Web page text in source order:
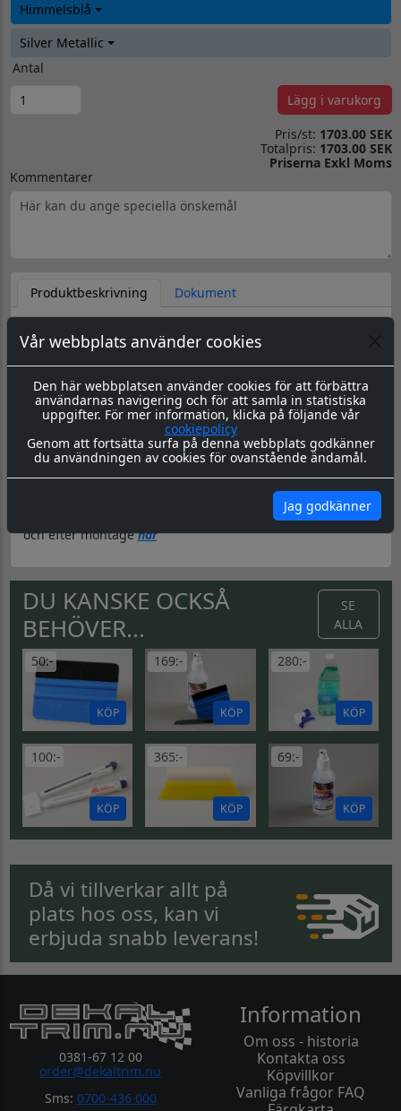
Vår webbplats använder cookies
Den här webbplatsen använder cookies för att förbättra
användarnas navigering och för att samla in statistiska
uppgifter. För mer information, klicka på följande vår
cookiepolicy
Genom att fortsätta surfa på denna webbplats godkänner
du användningen av cookies för ovanstående ändamål.
Jag godkänner
Himmelsblå
Silver Metallic
Antal
Lägg i varukorg
Pris/st: 1703.00 SEK
Totalpris: 1703.00 SEK
Priserna Exkl Moms
Kommentarer
Produktbeskrivning
Dokument
Material & Tillverkning: Dekorsatsen skärs ut i en 8-årig
genomfärgad kvalitetsfolie, som fäster på de flesta plana
ytor.
Leverans:Det ingår två dekaler, en till höger resp. vänster
sida. Levereras redo för montage, med appliceringstape
över som håller ihop dekalen, och underlättar
monteringen. Appliceringstapen tas bort efter montering,
och kvar sitter då endast dekalen.
här
Läs igenom våra instrukioner före
och efter montagehär
DU KANSKE OCKSÅ
BEHÖVER...
SE
ALLA
50:-
KÖP
169:-
KÖP
280:-
KÖP
100:-
KÖP
365:-
KÖP
69:-
KÖP
Då vi tillverkar allt på
plats hos oss, kan vi
erbjuda snabb leverans!
0381-67 12 00
order@dekaltrim.nu
Sms: 0700-436 000
Information
Om oss - historia
Kontakta oss
Köpvillkor
Vanliga frågor FAQ